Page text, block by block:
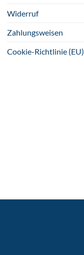
Widerruf
Zahlungsweisen
Cookie-Richtlinie (EU)